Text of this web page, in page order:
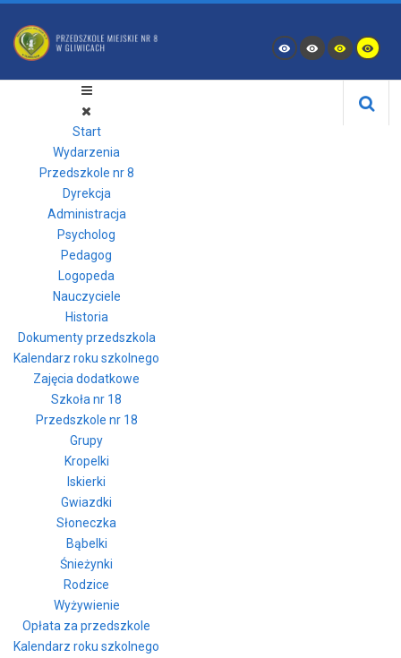
Start
Wydarzenia
Przedszkole nr 8
Dyrekcja
Administracja
Psycholog
Pedagog
Logopeda
Nauczyciele
Historia
Dokumenty przedszkola
Kalendarz roku szkolnego
Zajęcia dodatkowe
Szkoła nr 18
Przedszkole nr 18
Grupy
Kropelki
Iskierki
Gwiazdki
Słoneczka
Bąbelki
Śnieżynki
Rodzice
Wyżywienie
Opłata za przedszkole
Kalendarz roku szkolnego